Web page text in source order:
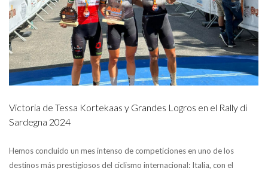
Victoria de Tessa Kortekaas y Grandes Logros en el Rally di
Sardegna 2024
Hemos concluido un mes intenso de competiciones en uno de los
destinos más prestigiosos del ciclismo internacional: Italia, con el